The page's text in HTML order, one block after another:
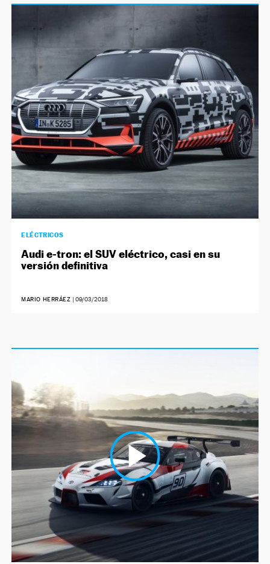
ELÉCTRICOS
Audi e-tron: el SUV eléctrico, casi en su
versión definitiva
MARIO HERRÁEZ | 09/03/2018